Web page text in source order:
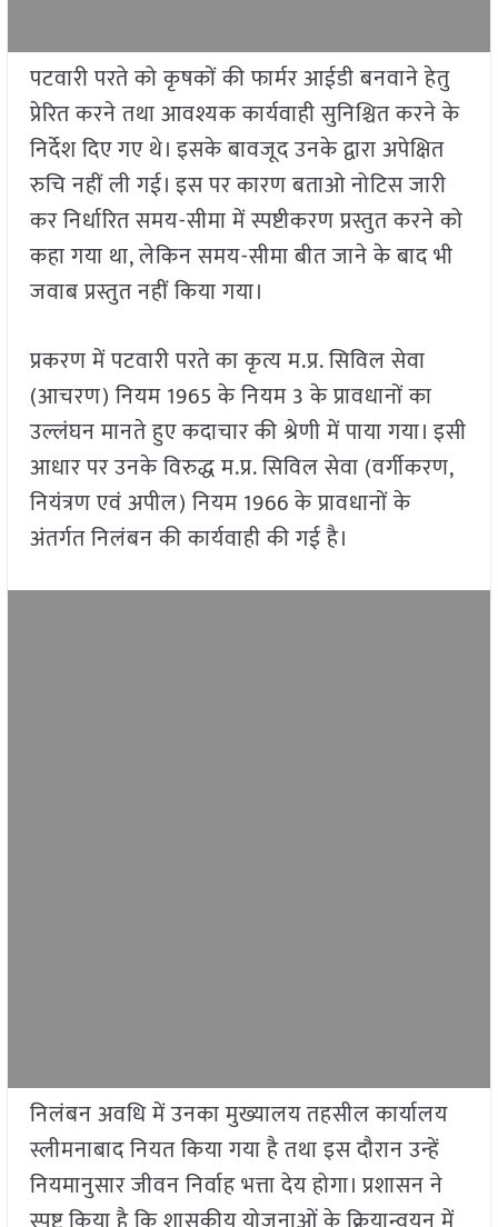
पटवारी परते को कृषकों की फार्मर आईडी बनवाने हेतु
प्रेरित करने तथा आवश्यक कार्यवाही सुनिश्चित करने के
निर्देश दिए गए थे। इसके बावजूद उनके द्वारा अपेक्षित
रुचि नहीं ली गई। इस पर कारण बताओ नोटिस जारी
कर निर्धारित समय-सीमा में स्पष्टीकरण प्रस्तुत करने को
कहा गया था, लेकिन समय-सीमा बीत जाने के बाद भी
जवाब प्रस्तुत नहीं किया गया।
प्रकरण में पटवारी परते का कृत्य म.प्र. सिविल सेवा
(आचरण) नियम 1965 के नियम 3 के प्रावधानों का
उल्लंघन मानते हुए कदाचार की श्रेणी में पाया गया। इसी
आधार पर उनके विरुद्ध म.प्र. सिविल सेवा (वर्गीकरण,
नियंत्रण एवं अपील) नियम 1966 के प्रावधानों के
अंतर्गत निलंबन की कार्यवाही की गई है।
निलंबन अवधि में उनका मुख्यालय तहसील कार्यालय
स्लीमनाबाद नियत किया गया है तथा इस दौरान उन्हें
नियमानुसार जीवन निर्वाह भत्ता देय होगा। प्रशासन ने